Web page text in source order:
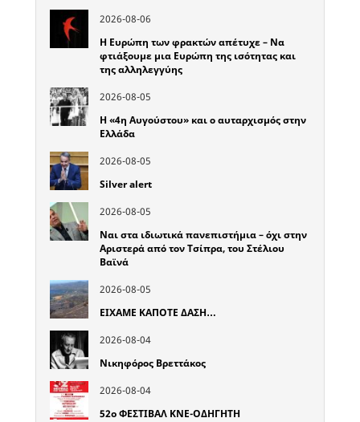
2026-08-06
Η Ευρώπη των φρακτών απέτυχε – Να
φτιάξουμε μια Ευρώπη της ισότητας και
της αλληλεγγύης
2026-08-05
Η «4η Αυγούστου» και ο αυταρχισμός στην
Ελλάδα
2026-08-05
Silver alert
2026-08-05
Ναι στα ιδιωτικά πανεπιστήμια – όχι στην
Αριστερά από τον Τσίπρα, του Στέλιου
Βαϊνά
2026-08-05
ΕΙΧΑΜΕ ΚΑΠΟΤΕ ΔΑΣΗ…
2026-08-04
Νικηφόρος Βρεττάκος
2026-08-04
52o ΦΕΣΤΙΒΑΛ ΚΝΕ-ΟΔΗΓΗΤΗ